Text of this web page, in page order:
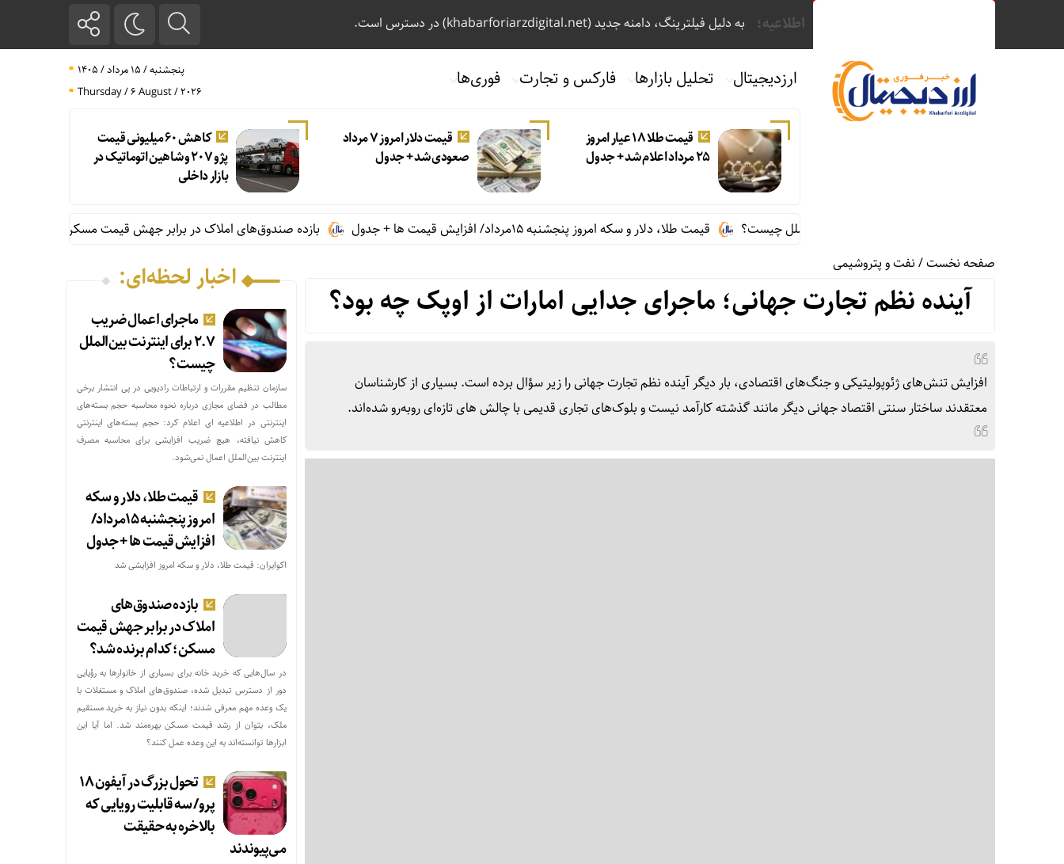
اطلاعیه؛ به دلیل فیلترینگ، دامنه جدید (khabarforiarzdigital.net) در دسترس است.
ارزدیجیتال تحلیل بازارها فارکس و تجارت فوری‌ها
پنجشنبه / ۱۵ مرداد / ۱۴۰۵
Thursday / 6 August / 2026
قیمت طلا ۱۸ عیار امروز
۲۵ مرداد اعلام شد + جدول
قیمت دلار امروز ۷ مرداد
صعودی شد + جدول
کاهش ۶۰ میلیونی قیمت
پژو ۲۰۷ و شاهین اتوماتیک در
بازار داخلی
قیمت طلا، دلار و سکه امروز پنجشنبه ۱۵مرداد/ افزایش قیمت ها + جدول
بازده صندوق‌های املاک در برابر جهش قیمت مسکن؛ کدام برنده شد؟
صفحه نخست/نفت و پتروشیمی
آینده نظم تجارت جهانی؛ ماجرای جدایی امارات از اوپک چه بود؟
افزایش تنش‌های ژئوپولیتیکی و جنگ‌های اقتصادی، بار دیگر آینده نظم تجارت جهانی را زیر سؤال برده است. بسیاری از کارشناسان
معتقدند ساختار سنتی اقتصاد جهانی دیگر مانند گذشته کارآمد نیست و بلوک‌های تجاری قدیمی با چالش های تازه‌ای روبه‌رو شده‌اند.
اخبار لحظه‌ای:
ماجرای اعمال ضریب
۲.۷ برای اینترنت بین‌الملل
چیست؟
سازمان تنظیم مقررات و ارتباطات رادیویی در پی انتشار برخی
مطالب در فضای مجازی درباره نحوه محاسبه حجم بسته‌های
اینترنتی در اطلاعیه ای اعلام کرد: حجم بسته‌های اینترنتی
کاهش نیافته، هیچ ضریب افزایشی برای محاسبه مصرف
اینترنت بین‌الملل اعمال نمی‌شود.
قیمت طلا، دلار و سکه
امروز پنجشنبه ۱۵مرداد/
افزایش قیمت ها + جدول
اکوایران: قیمت طلا، دلار و سکه امروز افزایشی شد
بازده صندوق‌های
املاک در برابر جهش قیمت
مسکن؛ کدام برنده شد؟
در سال‌هایی که خرید خانه برای بسیاری از خانوارها به رؤیایی
دور از دسترس تبدیل شده، صندوق‌های املاک و مستغلات با
یک وعده مهم معرفی شدند؛ اینکه بدون نیاز به خرید مستقیم
ملک، بتوان از رشد قیمت مسکن بهره‌مند شد. اما آیا این
ابزارها توانسته‌اند به این وعده عمل کنند؟
تحول بزرگ در آیفون ۱۸
پرو/ سه قابلیت رویایی که
بالاخره به حقیقت
می‌پیوندند